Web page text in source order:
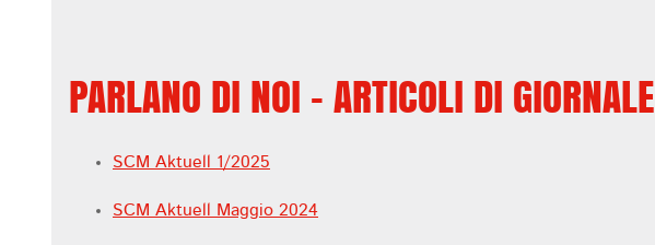
PARLANO DI NOI - ARTICOLI DI GIORNALE
SCM Aktuell 1/2025
SCM Aktuell Maggio 2024